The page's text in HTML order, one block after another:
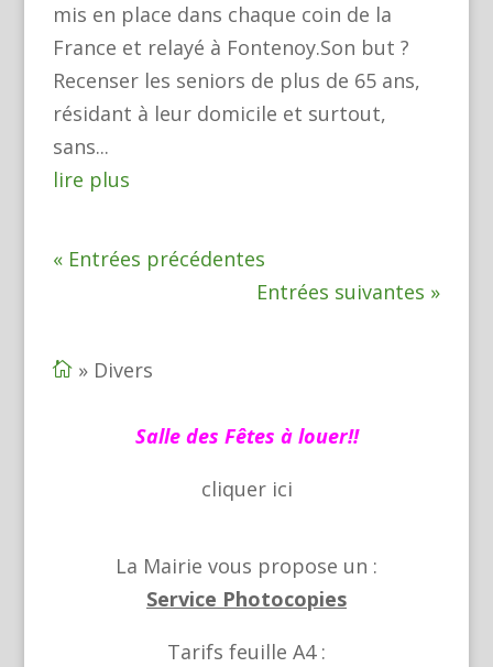
mis en place dans chaque coin de la
France et relayé à Fontenoy.Son but ?
Recenser les seniors de plus de 65 ans,
résidant à leur domicile et surtout,
sans...
lire plus
« Entrées précédentes
Entrées suivantes »
» Divers
Salle des Fêtes à louer!!
cliquer ici
La Mairie vous propose un :
Service Photocopies
Tarifs feuille A4 :